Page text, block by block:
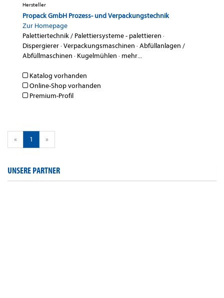
Hersteller
Propack GmbH Prozess- und Verpackungstechnik
Zur Homepage
Palettiertechnik / Palettiersysteme - palettieren ·
Dispergierer·Verpackungsmaschinen ·Abfüllanlagen /
Abfüllmaschinen · Kugelmühlen · mehr...
Katalog vorhanden
Online-Shop vorhanden
Premium-Profil
« 1 »
UNSERE PARTNER